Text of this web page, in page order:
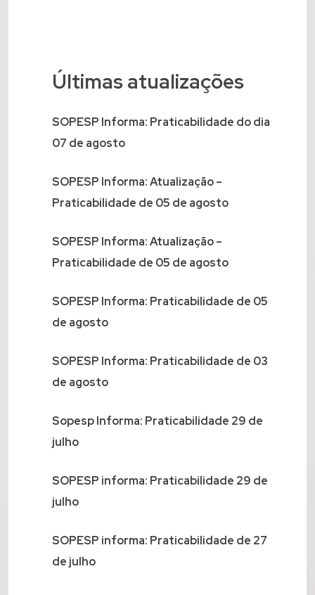
Últimas atualizações
SOPESP Informa: Praticabilidade do dia
07 de agosto
SOPESP Informa: Atualização –
Praticabilidade de 05 de agosto
SOPESP Informa: Atualização –
Praticabilidade de 05 de agosto
SOPESP Informa: Praticabilidade de 05
de agosto
SOPESP Informa: Praticabilidade de 03
de agosto
Sopesp Informa: Praticabilidade 29 de
julho
SOPESP informa: Praticabilidade 29 de
julho
SOPESP informa: Praticabilidade de 27
de julho